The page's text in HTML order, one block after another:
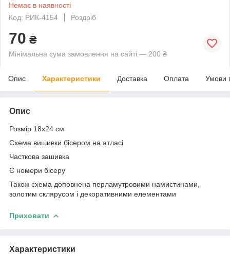
Немає в наявності
Код: РИК-4154
Роздріб
70 ₴
Мінімальна сума замовлення на сайті — 200 ₴
Опис Характеристики Доставка Оплата Умови
Опис
Розмір 18х24 см
Схема вишивки бісером на атласі
Часткова зашивка
Є номери бісеру
Також схема доповнена перламутровими намистинами,
золотим склярусом і декоративними елементами
Приховати
Характеристики